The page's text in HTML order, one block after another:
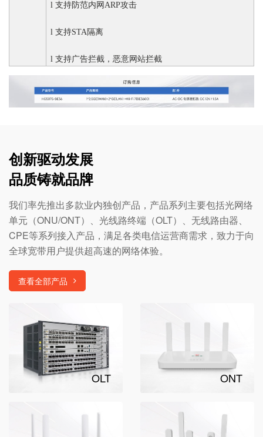
l支持防范内网ARP攻击
l支持STA隔离
l支持广告拦截，恶意网站拦截
创新驱动发展
品质铸就品牌
我们率先推出多款业内独创产品，产品系列主要包括光网络
单元（ONU/ONT）、光线路终端（OLT）、无线路由器、
CPE等系列接入产品，满足各类电信运营商需求，致力于向
全球宽带用户提供超高速的网络体验。
查看全部产品
OLT ONT